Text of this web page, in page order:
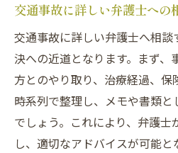
交通事故に詳しい弁護士への
交通事故に詳しい弁護士へ相
決への近道となります。まず、
方とのやり取り、治療経過、保
時系列で整理し、メモや書類
でしょう。これにより、弁護
し、適切なアドバイスが可能と